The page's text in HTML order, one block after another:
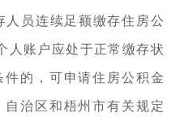
人员连续足额缴存住房公
人账户应处于正常缴存状
的，可申请住房公积金
治区和梧州市有关规定